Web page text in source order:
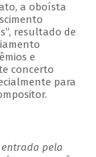
a oboísta
resultado de
e
concerto
para
pela